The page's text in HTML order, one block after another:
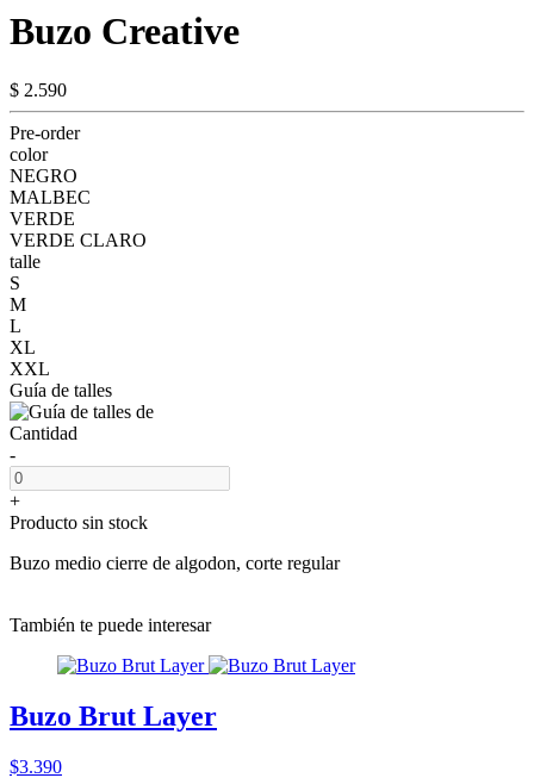
Buzo Creative
$ 2.590
Pre-order
color
NEGRO
MALBEC
VERDE
VERDE CLARO
talle
S
M
L
XL
XXL
Guía de talles
Cantidad
-
+
Producto sin stock
Buzo medio cierre de algodon, corte regular
También te puede interesar
Buzo Brut Layer
$3.390